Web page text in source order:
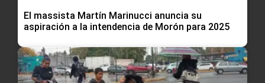
El massista Martín Marinucci anuncia su
aspiración a la intendencia de Morón para 2025